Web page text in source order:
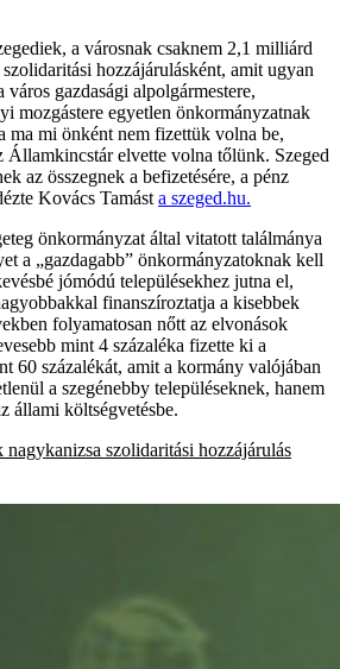
a városnak csaknem 2,1 milliárd
hozzájárulásként, amit ugyan
gazdasági alpolgármestere,
mozgástere egyetlen önkormányzatnak
ma mi önként nem fizettük volna be,
Államkincstár elvette volna tőlünk. Szeged
az összegnek a befizetésére, a pénz
Kovács Tamást a szeged.hu.
önkormányzat által vitatott találmánya
a „gazdagabb” önkormányzatoknak kell
jómódú településekhez jutna el,
finanszíroztatja a kisebbek
folyamatosan nőtt az elvonások
mint 4 százaléka fizette ki a
60 százalékát, amit a kormány valójában
a szegénebby településeknek, hanem
állami költségvetésbe.
nagykanizsa szolidaritási hozzájárulás